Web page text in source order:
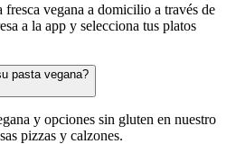
fresca vegana a domicilio a través de
a la app y selecciona tus platos
pasta vegana?
y opciones sin gluten en nuestro
pizzas y calzones.